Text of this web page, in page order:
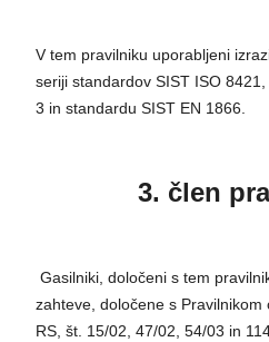
V tem pravilniku uporabljeni
seriji standardov SIST ISO
3 in standardu SIST EN 1866.
3. člen
Gasilniki, določeni s tem
zahteve, določene s
RS, št. 15/02, 47/02, 54/03 in